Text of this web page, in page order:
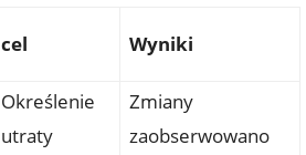
cel Wyniki
Określenie
utraty
Zmiany
zaobserwowano